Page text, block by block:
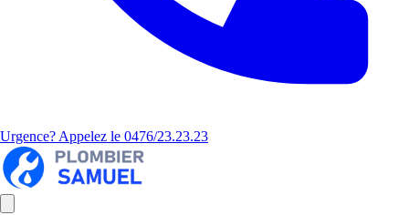
Urgence? Appelez le 0476/23.23.23